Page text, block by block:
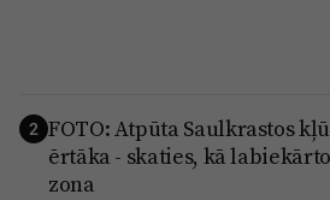
2 FOTO: Atpūta Saulkrastos
ērtāka - skaties, kā
zona